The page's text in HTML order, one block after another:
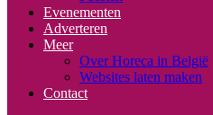
Evenementen
Adverteren
Meer
Over Horeca in België
Websites laten maken
Contact